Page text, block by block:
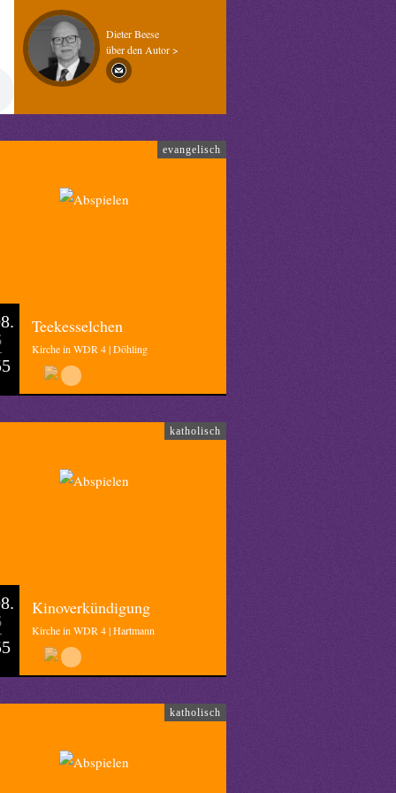
Dieter Beese
über den Autor >
evangelisch
Teekesselchen
Kirche in WDR 4 | Döhling
katholisch
Kinoverkündigung
Kirche in WDR 4 | Hartmann
katholisch